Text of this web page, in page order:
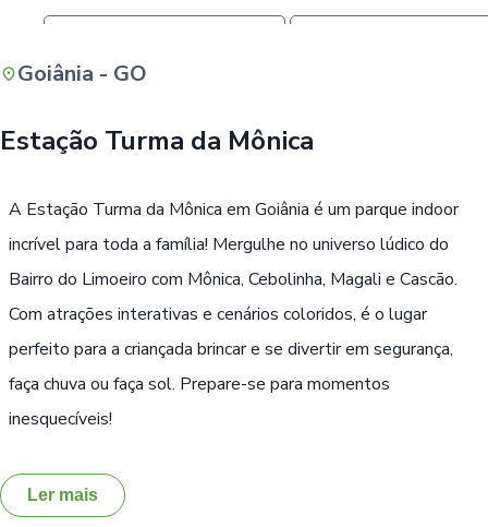
Goiânia - GO
Estação Turma da Mônica
A Estação Turma da Mônica em Goiânia é um parque indoor
incrível para toda a família! Mergulhe no universo lúdico do
Bairro do Limoeiro com Mônica, Cebolinha, Magali e Cascão.
Com atrações interativas e cenários coloridos, é o lugar
perfeito para a criançada brincar e se divertir em segurança,
faça chuva ou faça sol. Prepare-se para momentos
inesquecíveis!
Ler mais